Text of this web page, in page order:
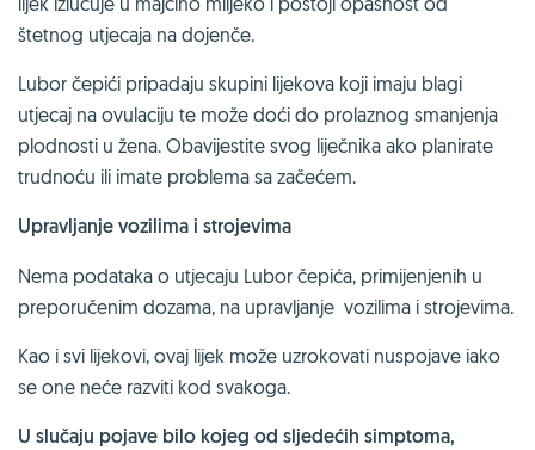
štetnog utjecaja na dojenče.
Lubor čepići pripadaju skupini lijekova koji imaju blagi
utjecaj na ovulaciju te može doći do prolaznog smanjenja
plodnosti u žena. Obavijestite svog liječnika ako planirate
trudnoću ili imate problema sa začećem.
Upravljanje vozilima i strojevima
Nema podataka o utjecaju Lubor čepića, primijenjenih u
preporučenim dozama, na upravljanje vozilima i strojevima.
Kao i svi lijekovi, ovaj lijek može uzrokovati nuspojave iako
se one neće razviti kod svakoga.
U slučaju pojave bilo kojeg od sljedećih simptoma,